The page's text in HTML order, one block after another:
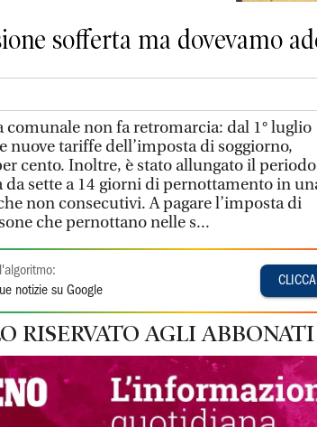
sofferta ma dovevamo
comunale non fa retromarcia: dal 1° luglio
nuove tariffe dell’imposta di soggiorno,
cento. Inoltre, è stato allungato il periodo
sette a 14 giorni di pernottamento in
non consecutivi. A pagare l’imposta di
che pernottano nelle s...
notizie su Google
CLICCA
RISERVATO AGLI ABBONATI